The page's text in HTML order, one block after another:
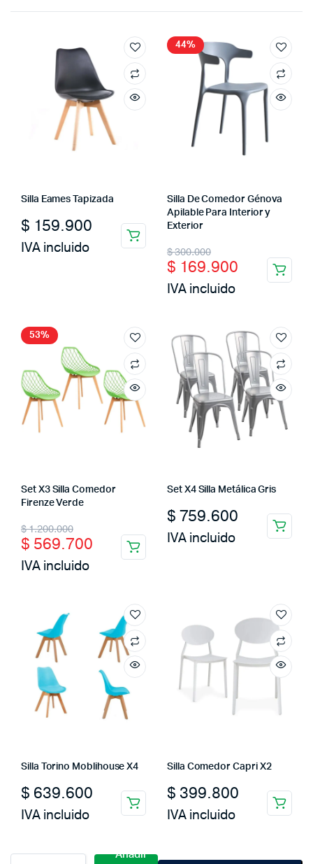
Silla Eames Tapizada
$ 159.900
IVA incluido
44%
Silla De Comedor Génova
Apilable Para Interior y
Exterior
$300.000
Original
price
was:
$ 169.900
Current
price
is:
IVA incluido
53%
Set X3 Silla Comedor
Firenze Verde
$1.200.000
Original
price
was:
$ 569.700
Current
price
is:
IVA incluido
Set X4 Silla Metálica Gris
$ 759.600
IVA incluido
Silla Torino Moblihouse X4
$ 639.600
IVA incluido
Silla Comedor Capri X2
$ 399.800
IVA incluido
Añadir